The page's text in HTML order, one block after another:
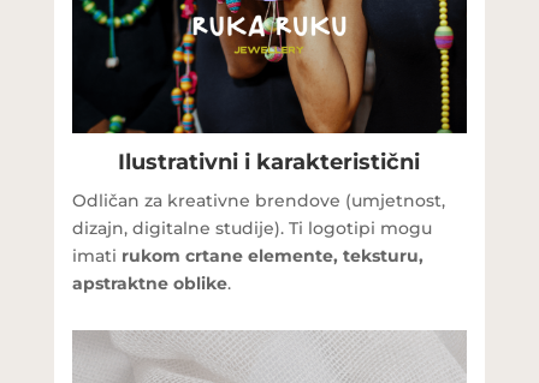
Ilustrativni i karakteristični
Odličan za kreativne brendove (umjetnost,
dizajn, digitalne studije). Ti logotipi mogu
imati rukom crtane elemente, teksturu,
apstraktne oblike.